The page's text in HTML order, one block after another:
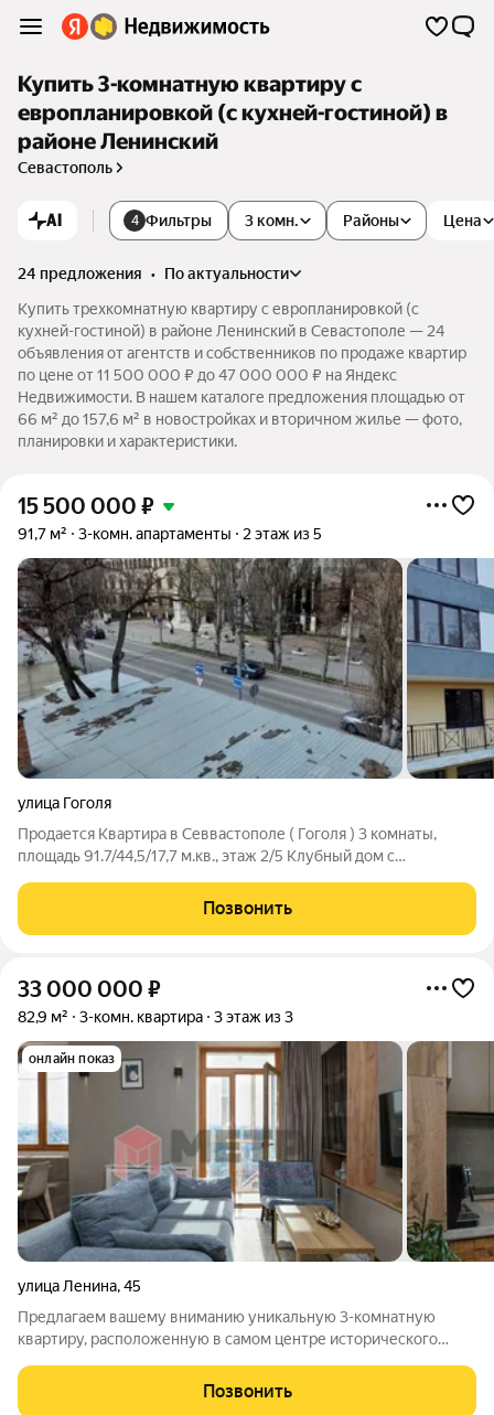
Купить 3-комнатную квартиру с
европланировкой (с кухней-гостиной) в
районе Ленинский
Севастополь
AI 4 Фильтры 3 комн. Цена
Районы
24 предложения •
по актуальности
Купить трехкомнатную квартиру с европланировкой (с
кухней-гостиной) в районе Ленинский в Севастополе — 24
объявления от агентств и собственников по продаже квартир
по цене от 11 500 000 ₽ до 47 000 000 ₽ на Яндекс
Недвижимости. В нашем каталоге предложения площадью от
66 м² до 157,6 м² в новостройках и вторичном жилье — фото,
планировки и характеристики.
15 500 000 ₽
91,7 м² 3-комн. апартаменты 2 этаж из 5
улица Гоголя
Продается Квартира в Севвастополе ( Гоголя ) 3 комнаты,
площадь 91.7/44,5/17,7 м.кв., этаж 2/5 Клубный дом с
помещения, два санузла! До центра пешком пять минут
Стоимость 15 500 000 рублей
Позвонить
33 000 000 ₽
82,9 м² 3-комн. квартира 3 этаж из 3
онлайн показ
улица Ленина,45
Предлагаем вашему вниманию уникальную 3-комнатную
квартиру, расположенную в самом центре исторического
проекта, где высокие потолки и просторные комнаты создают
атмосферу уюта и комфорта.
Позвонить